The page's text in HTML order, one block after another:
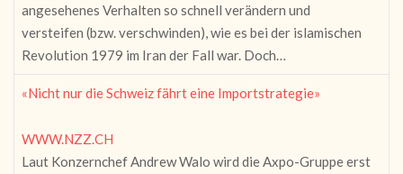
angesehenes Verhalten so schnell verändern und
versteifen (bzw. verschwinden), wie es bei der islamischen
Revolution 1979 im Iran der Fall war. Doch…
«Nicht nur die Schweiz fährt eine Importstrategie»
WWW.NZZ.CH
Laut Konzernchef Andrew Walo wird die Axpo-Gruppe erst